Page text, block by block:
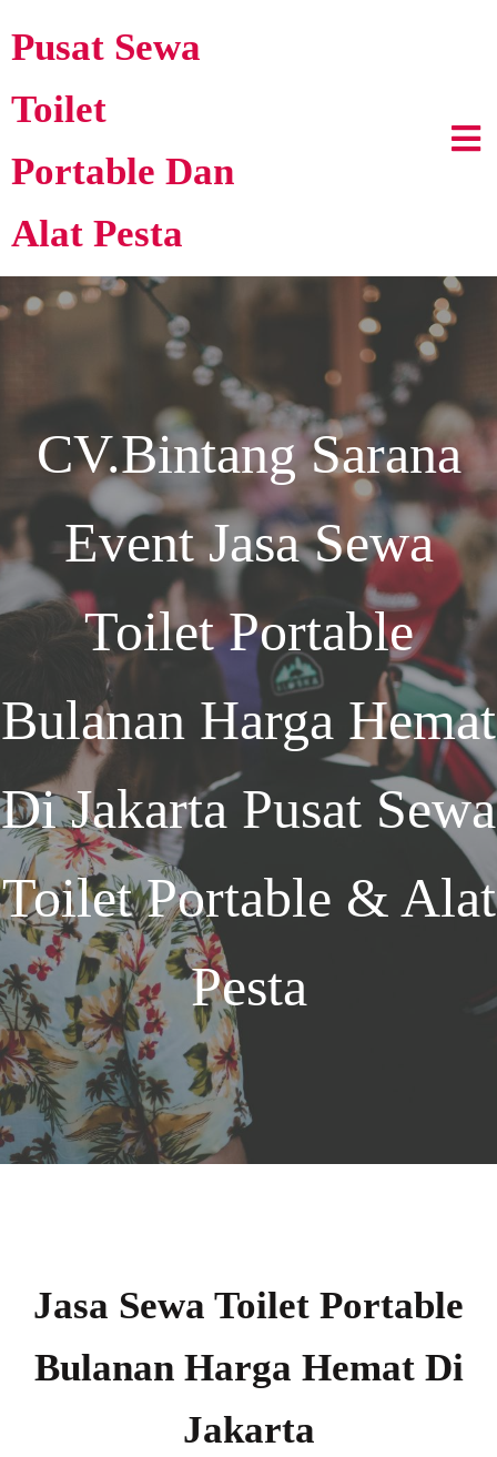
Pusat Sewa
Toilet
Portable Dan
Alat Pesta
CV.Bintang Sarana
EventJasa Sewa
Toilet Portable
Bulanan Harga Hemat
Di Jakarta Pusat Sewa
Toilet Portable & Alat
Pesta
Jasa Sewa Toilet Portable
Bulanan Harga Hemat Di
Jakarta